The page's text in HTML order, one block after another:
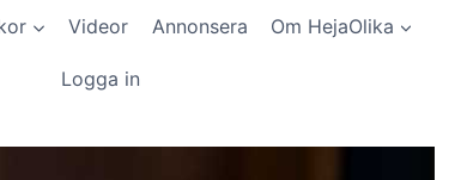
Videor Annonsera Om HejaOlika
Logga in